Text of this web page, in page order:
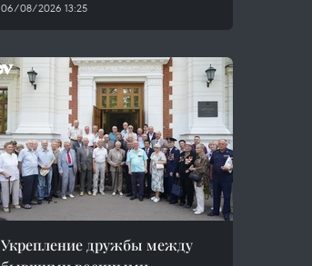
06/08/2026 13:25
Укрепление дружбы между